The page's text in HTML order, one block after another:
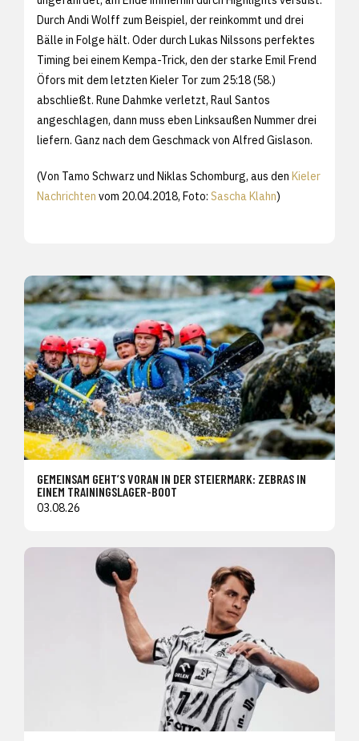
Durch Andi Wolff zum Beispiel, der reinkommt und drei
Bälle in Folge hält. Oder durch Lukas Nilssons perfektes
Timing bei einem Kempa-Trick, den der starke Emil Frend
Öfors mit dem letzten Kieler Tor zum 25:18 (58.)
abschließt. Rune Dahmke verletzt, Raul Santos
angeschlagen, dann muss eben Linksaußen Nummer drei
liefern. Ganz nach dem Geschmack von Alfred Gislason.
(Von Tamo Schwarz und Niklas Schomburg, aus den Kieler
Nachrichten vom 20.04.2018, Foto: Sascha Klahn)
GEMEINSAM GEHT’S VORAN IN DER STEIERMARK: ZEBRAS IN
EINEM TRAININGSLAGER-BOOT
03.08.26